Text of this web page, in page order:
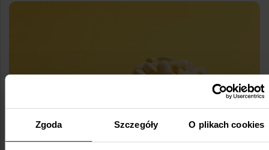
Zgoda Szczegóły O plikach cookies